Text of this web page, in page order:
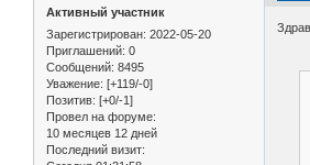
Активный участник
Зарегистрирован: 2022-05-20
Приглашений: 0
Сообщений: 8495
Уважение: [+119/-0]
Позитив: [+0/-1]
Провел на форуме:
10 месяцев 12 дней
Последний визит: